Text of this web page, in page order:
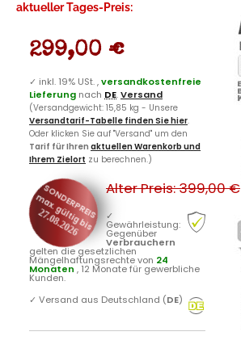
aktueller Tages-Preis:
299,00 €
✓ inkl. 19% USt. ,versandkostenfreie
Lieferung nach DE.Versand
(Versandgewicht: 15,85 kg - Unsere
Versandtarif-Tabelle finden Sie hier.
Oder klicken Sie auf "Versand" um den
Tarif für Ihren aktuellen Warenkorb und
Ihrem Zielort zu berechnen.)
SONDERPREIS
max. gültig bis
27.08.2026
Alter Preis: 399,00 €
✓
Gewährleistung:
Gegenüber
Verbrauchern
gelten die gesetzlichen
Mängelhaftungsrechte von 24
Monaten , 12 Monate für gewerbliche
Kunden.
✓ Versand aus Deutschland (DE)